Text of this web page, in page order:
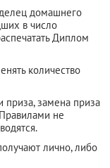
домашнего
в число
Диплом
количество
приза, замена приза
не
лично, либо